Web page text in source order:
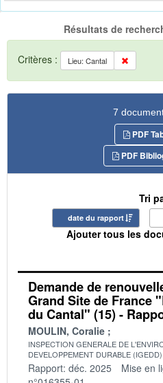
Résultats de
Critères : Lieu: Cantal
7
PDF
PDF
Tri
date du rapport
Ajouter tous les
Demande de
Grand Site de France
du Cantal" (15) -
MOULIN, Coralie
INSPECTION GENERALE DE
DEVELOPPEMENT DURABLE (IGEDD)
Rapport: déc. 2025 Mise en